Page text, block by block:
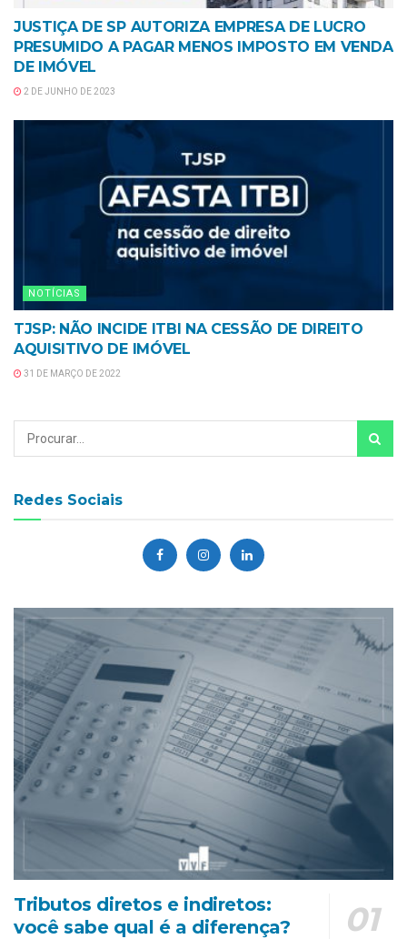
JUSTIÇA DE SP AUTORIZA EMPRESA DE LUCRO
PRESUMIDO A PAGAR MENOS IMPOSTO EM VENDA
DE IMÓVEL
2 DE JUNHO DE 2023
NOTÍCIAS
TJSP: NÃO INCIDE ITBI NA CESSÃO DE DIREITO
AQUISITIVO DE IMÓVEL
31 DE MARÇO DE 2022
Redes Sociais
Tributos diretos e indiretos:
você sabe qual é a diferença?